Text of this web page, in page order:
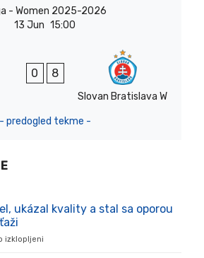
- Women 2025-2026
13 Jun 15:00
0 8
Slovan Bratislava W
- predogled tekme -
ukázal kvality a stal sa oporou
izklopljeni